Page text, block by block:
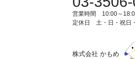
営業時間 10:00～
定休日 土・日・祝日
株式会社 かもめ